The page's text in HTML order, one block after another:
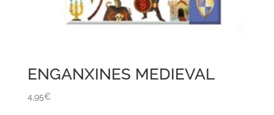
ENGANXINES MEDIEVAL
4,95€